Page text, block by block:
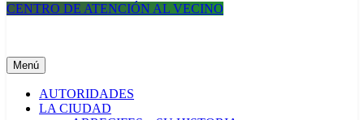
CENTRO DE ATENCIÓN AL VECINO
Menú
AUTORIDADES
LA CIUDAD